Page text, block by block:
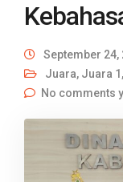
September 24,
Juara, Juara 1 ,
No comments